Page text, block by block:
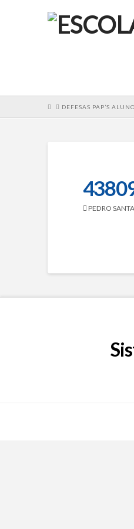
HOMEDEFESAS PAP’S
PEDRO